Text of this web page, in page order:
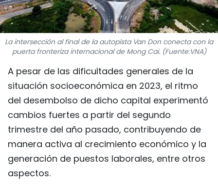
¿QUIÉNES SOMOS?
TIẾNG VIỆT
ENGLISH
中文
FRANÇAIS
РУССКИЙ
La intersección al final de la autopista Van Don conecta con la
puerta fronteriza internacional de Mong Cai. (Fuente:VNA)
A pesar de las dificultades generales de la
situación socioeconómica en 2023, el ritmo
del desembolso de dicho capital experimentó
cambios fuertes a partir del segundo
trimestre del año pasado, contribuyendo de
manera activa al crecimiento económico y la
generación de puestos laborales, entre otros
aspectos.